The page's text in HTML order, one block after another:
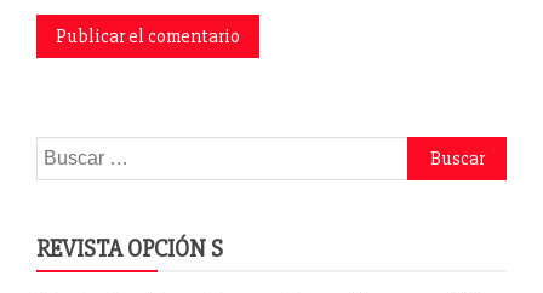
Buscar:
REVISTA OPCIÓN S